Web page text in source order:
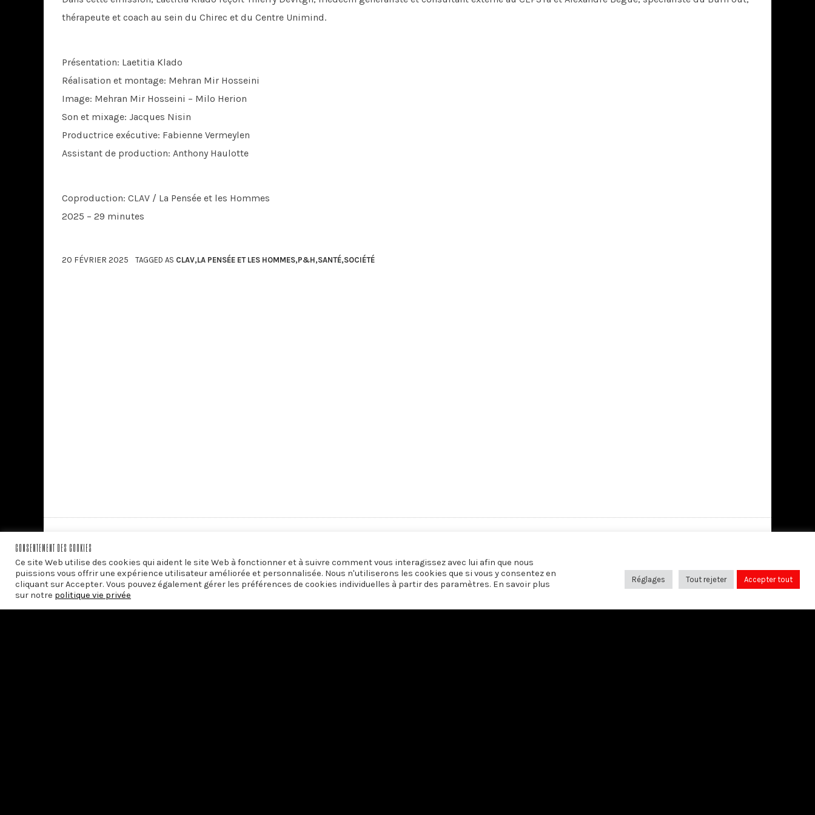
thérapeute et coach au sein du Chirec et du Centre Unimind.
Présentation: Laetitia Klado
Réalisation et montage: Mehran Mir Hosseini
Image: Mehran Mir Hosseini – Milo Herion
Son et mixage: Jacques Nisin
Productrice exécutive: Fabienne Vermeylen
Assistant de production: Anthony Haulotte
Coproduction: CLAV / La Pensée et les Hommes
2025 – 29 minutes
20 FÉVRIER 2025 TAGGED AS CLAV,LA PENSÉE ET LES HOMMES,P&H,SANTÉ,SOCIÉTÉ
CHAIRE HENRI LA FONTAINE – RENCONTRE AVEC GABRIEL GALICE RELIGION ET PSYCHANALYSE : AUX CONFINS DE LA PSYCHÉ
CONSENTEMENT DES COOKIES
Ce site Web utilise des cookies qui aident le site Web à fonctionner et à suivre comment vous interagissez avec lui afin que nous
puissions vous offrir une expérience utilisateur améliorée et personnalisée. Nous n'utiliserons les cookies que si vous y consentez en
cliquant sur Accepter. Vous pouvez également gérer les préférences de cookies individuelles à partir des paramètres. En savoir plus
sur notre politique vie privée
Réglages Tout rejeter Accepter tout